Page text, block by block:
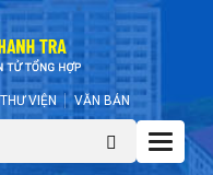
THƯ VIỆN VĂN BẢN
Toggle